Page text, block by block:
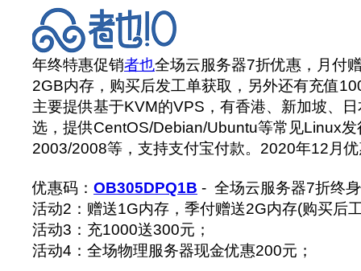
年终特惠促销者也全场云服务器7折优惠，月付
2GB内存，购买后发工单获取，另外还有充值
主要提供基于KVM的VPS，有香港、新加坡、
选，提供CentOS/Debian/Ubuntu等常见Linux
2003/2008等，支持支付宝付款。2020年12月
优惠码： OB305DPQ1B - 全场云服务器7折终
活动2：赠送1G内存，季付赠送2G内存(购买后
活动3：充1000送300元；
活动4：全场物理服务器现金优惠200元；